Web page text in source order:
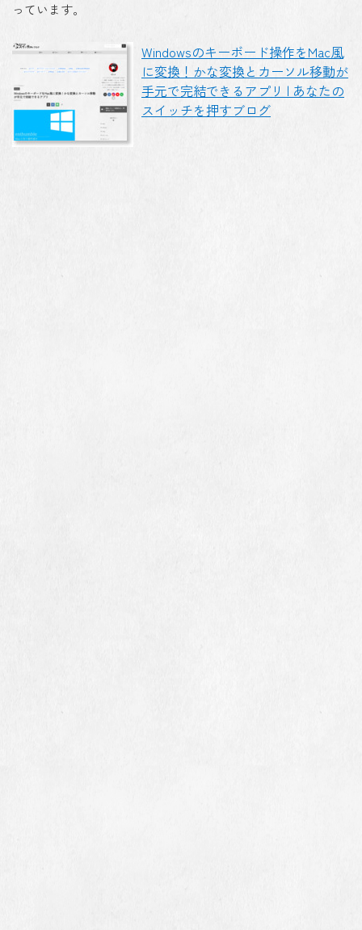
っています。
Windowsのキーボード操作をMac風
に変換！かな変換とカーソル移動が
手元で完結できるアプリ | あなたの
スイッチを押すブログ